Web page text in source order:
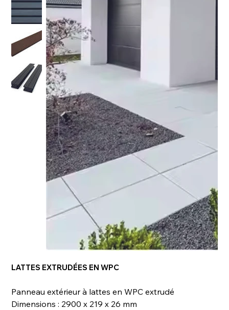
LATTES EXTRUDÉES EN WPC
Panneau extérieur à lattes en WPC extrudé
Dimensions : 2900 x 219 x 26 mm